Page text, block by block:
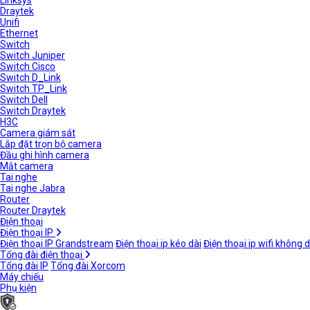
Draytek
Unifi
Ethernet
Switch
Switch Juniper
Switch Cisco
Switch D_Link
Switch TP_Link
Switch Dell
Switch Draytek
H3C
Camera giám sát
Lắp đặt trọn bộ camera
Đầu ghi hình camera
Mắt camera
Tai nghe
Tai nghe Jabra
Router
Router Draytek
Điện thoại
Điện thoại IP
Điện thoại IP Grandstream Điện thoại ip kéo dài Điện thoại ip wifi không
Tổng đài điện thoại
Tổng đài IP Tổng đài Xorcom
Máy chiếu
Phụ kiện